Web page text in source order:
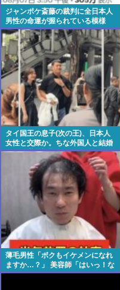
ジャンポケ斎藤の裁判に全日本人
男性の命運が握られている模様
タイ国王の息子(次の王)、日本人
女性と交際か。ちな外国人と結婚
すれば継承権剥奪
薄毛男性「ボクもイケメンになれ
ますか…？」 美容師「はいっ！な
れますよ 」